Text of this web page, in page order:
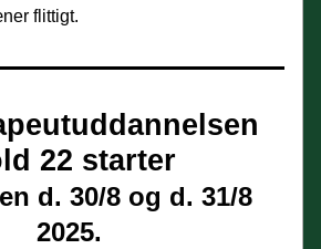
flittigt.
22 starter
d. 30/8 og d. 31/8
2025.